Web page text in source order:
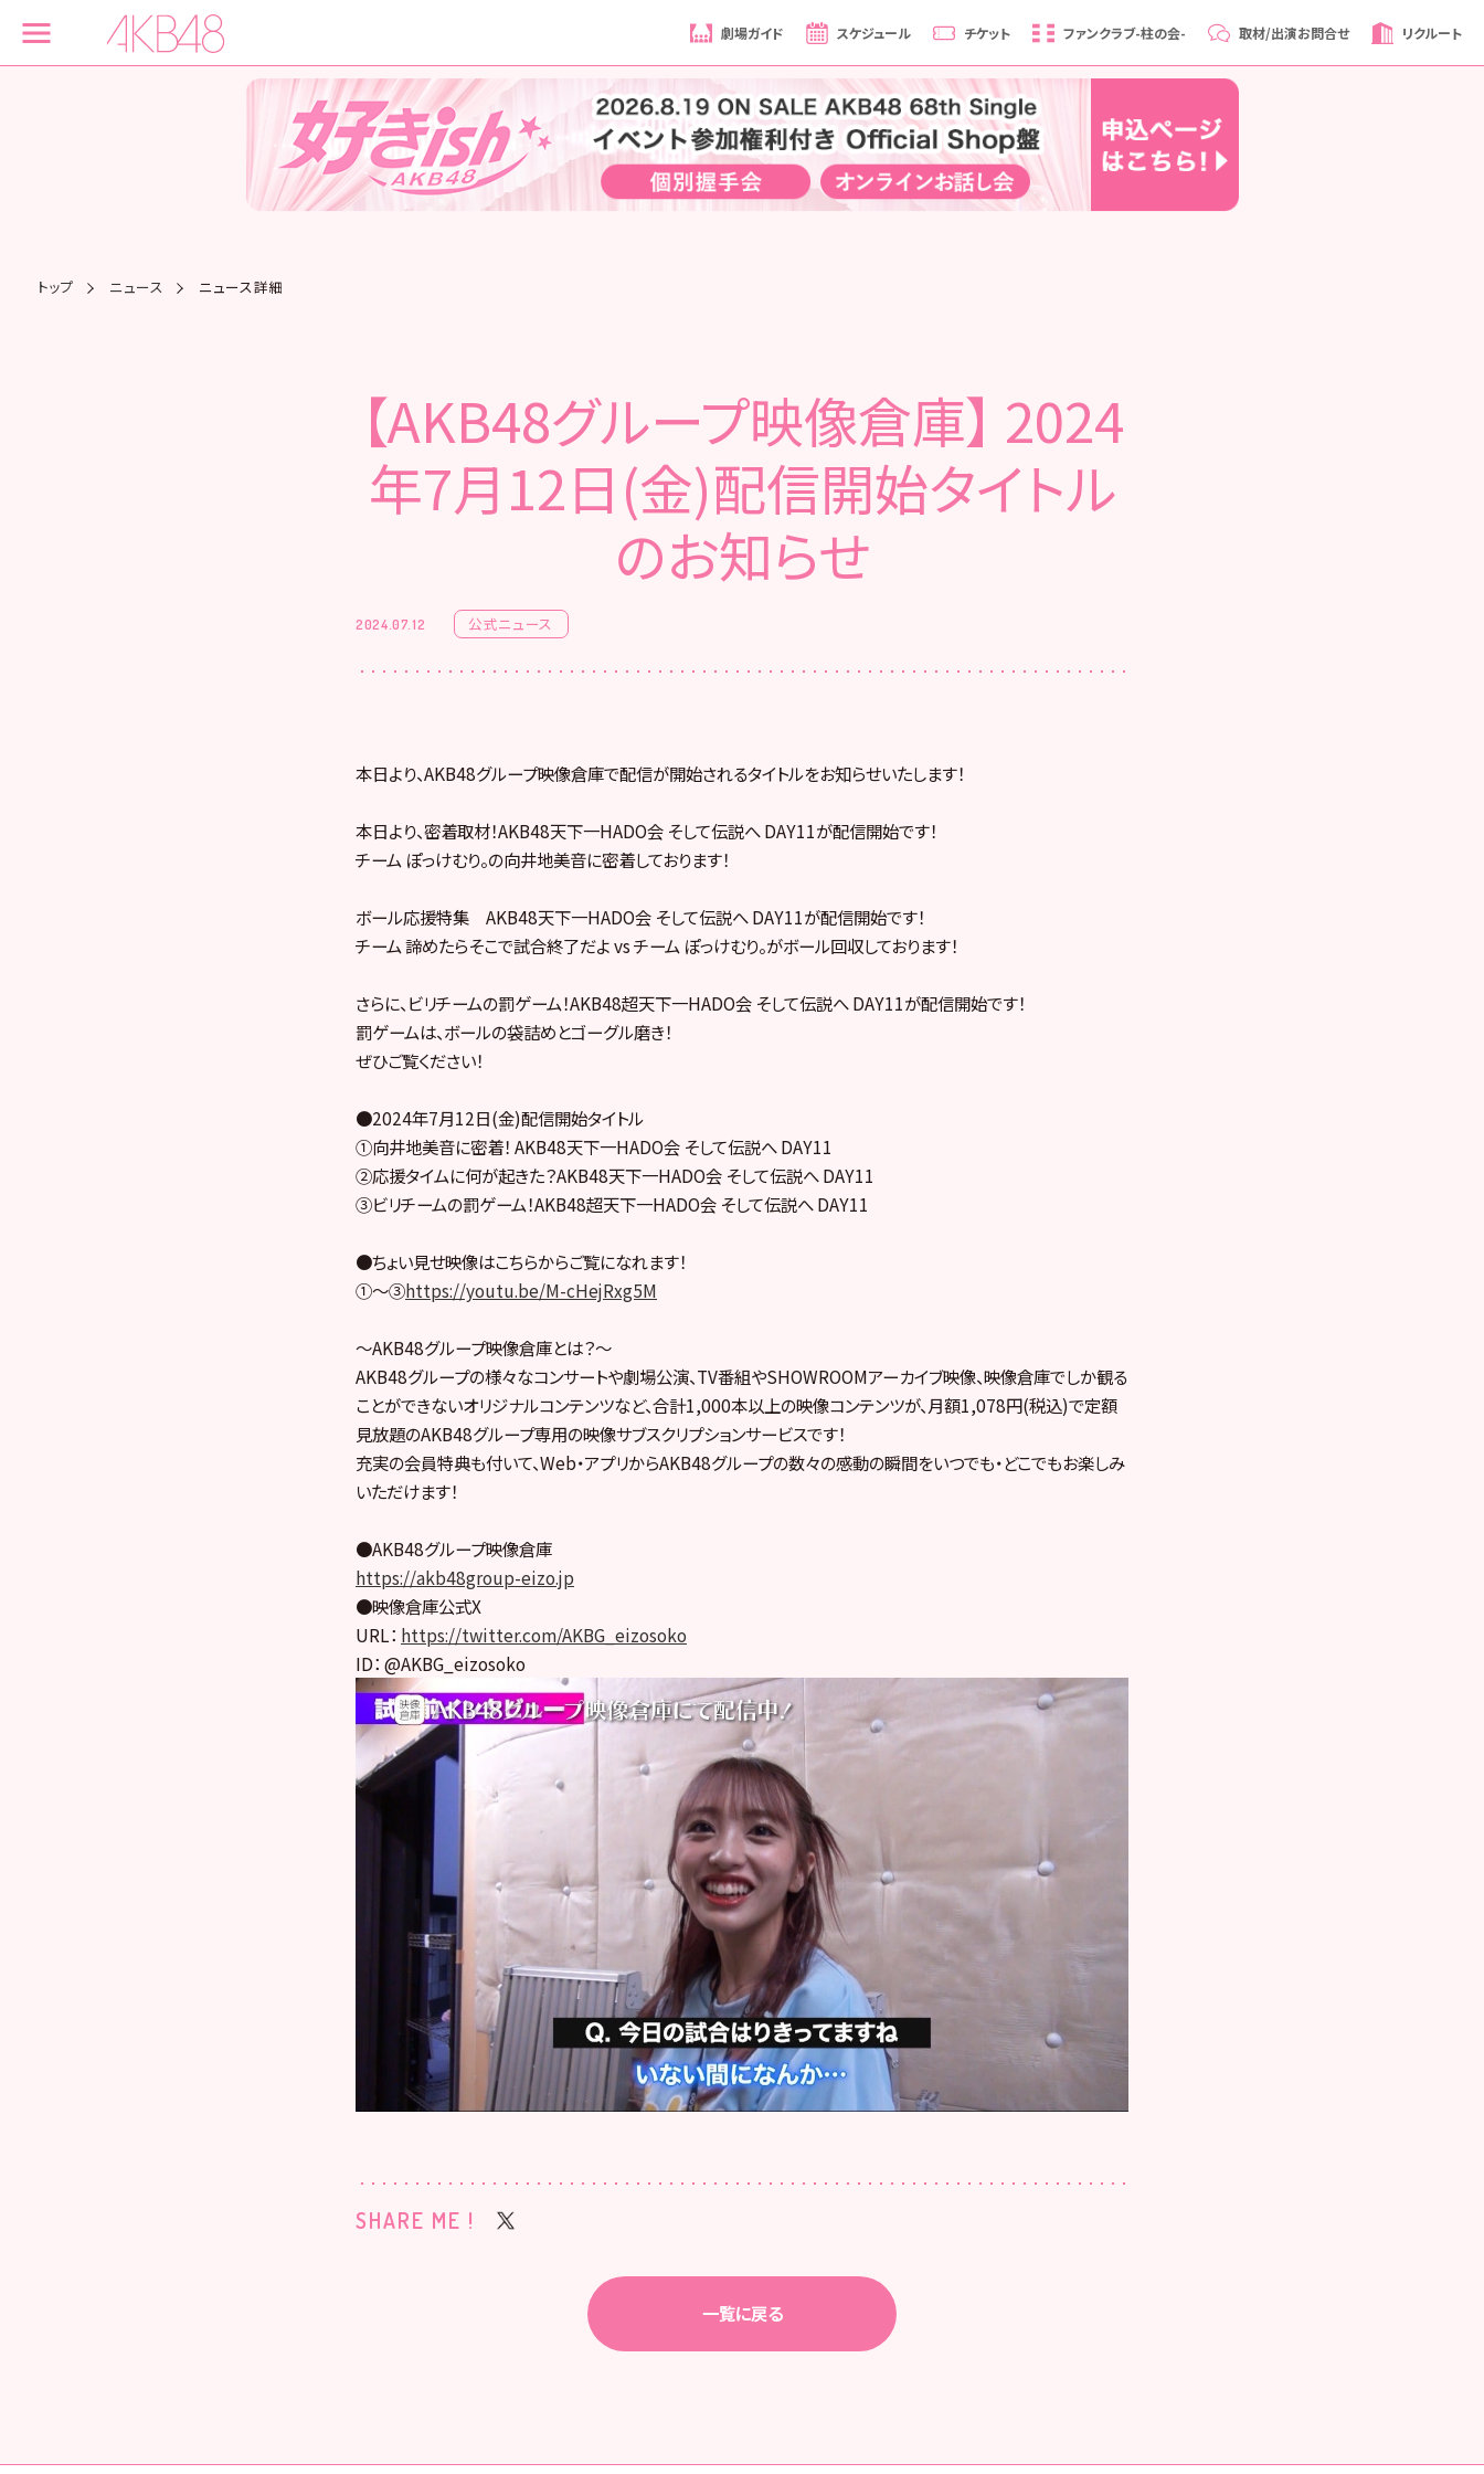
劇場ガイド スケジュール チケット ファンクラブ-柱の会- 取材/出演お問合せ リクルート
トップ ニュース ニュース詳細
【AKB48グループ映像倉庫】 2024
年7月12日(金)配信開始タイトル
のお知らせ
2024.07.12 公式ニュース
本日より、AKB48グループ映像倉庫で配信が開始されるタイトルをお知らせいたします！
本日より、密着取材！AKB48天下一HADO会 そして伝説へ DAY11が配信開始です！
チーム ぽっけむり。の向井地美音に密着しております！
ボール応援特集 AKB48天下一HADO会 そして伝説へ DAY11が配信開始です！
チーム 諦めたらそこで試合終了だよ vs チーム ぽっけむり。がボール回収しております！
さらに、ビリチームの罰ゲーム！AKB48超天下一HADO会 そして伝説へ DAY11が配信開始です！
罰ゲームは、ボールの袋詰めとゴーグル磨き！
ぜひご覧ください！
●2024年7月12日(金)配信開始タイトル
①向井地美音に密着！ AKB48天下一HADO会 そして伝説へ DAY11
②応援タイムに何が起きた？AKB48天下一HADO会 そして伝説へ DAY11
③ビリチームの罰ゲーム！AKB48超天下一HADO会 そして伝説へ DAY11
●ちょい見せ映像はこちらからご覧になれます！
①～③https://youtu.be/M-cHejRxg5M
～AKB48グループ映像倉庫とは？～
AKB48グループの様々なコンサートや劇場公演、TV番組やSHOWROOMアーカイブ映像、映像倉庫でしか観る
ことができないオリジナルコンテンツなど、合計1,000本以上の映像コンテンツが、月額1,078円(税込)で定額
見放題のAKB48グループ専用の映像サブスクリプションサービスです！
充実の会員特典も付いて、Web・アプリからAKB48グループの数々の感動の瞬間をいつでも・どこでもお楽しみ
いただけます！
●AKB48グループ映像倉庫
https://akb48group-eizo.jp
●映像倉庫公式X
URL： https://twitter.com/AKBG_eizosoko
ID： @AKBG_eizosoko
SHARE ME !
一覧に戻る